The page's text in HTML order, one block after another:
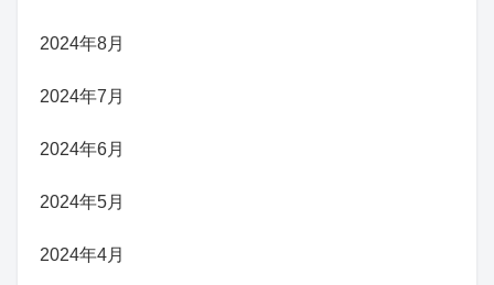
2024年8月
2024年7月
2024年6月
2024年5月
2024年4月